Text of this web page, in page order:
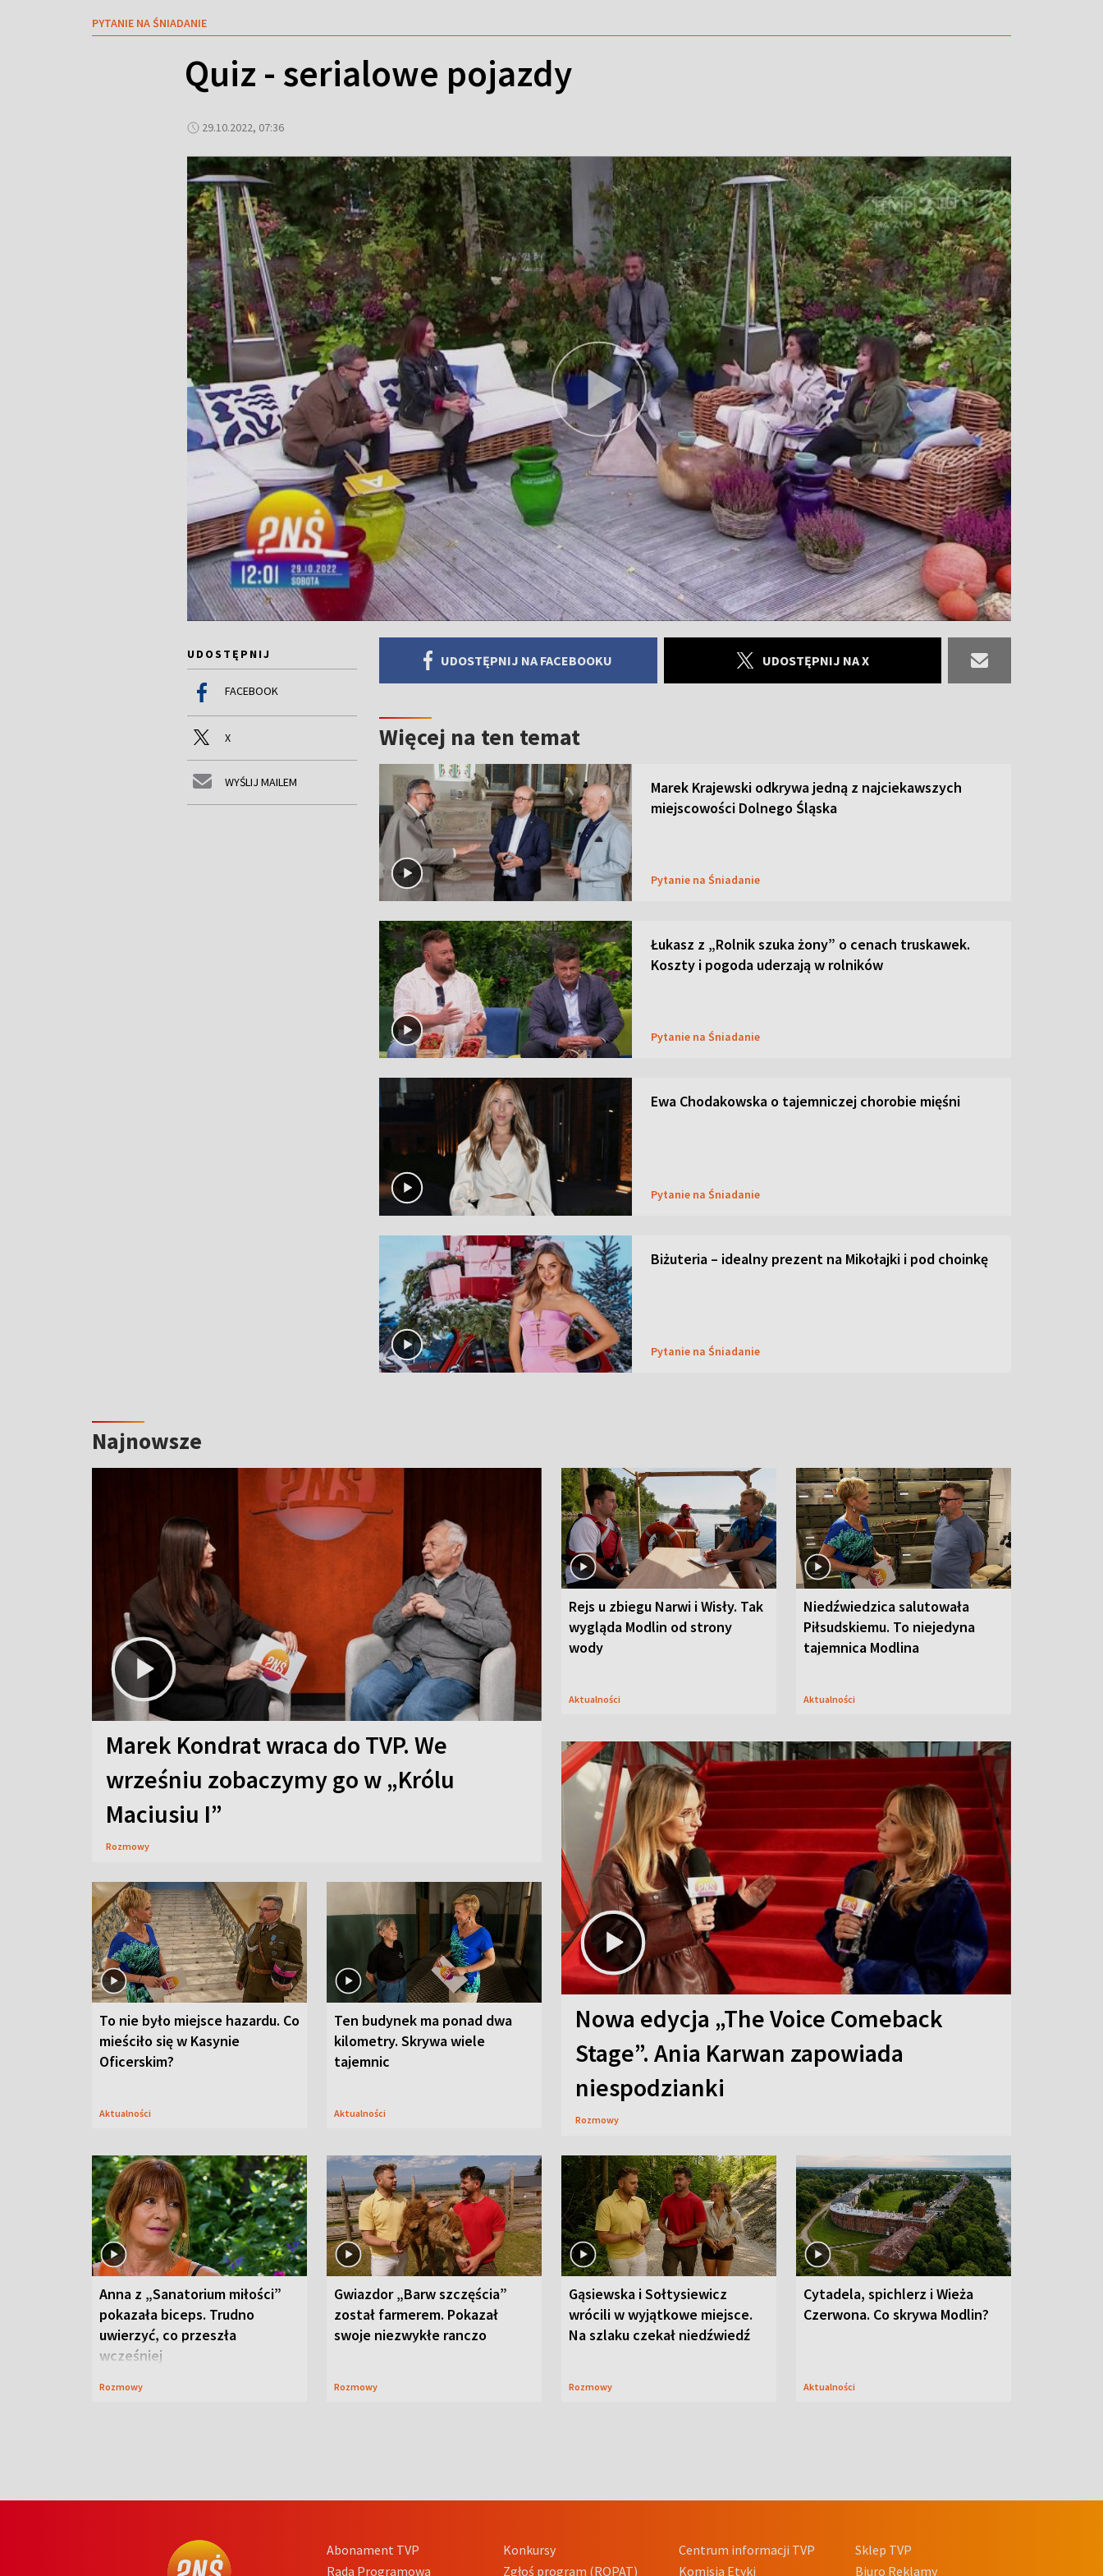
PYTANIE NA ŚNIADANIE
Quiz - serialowe pojazdy
29.10.2022, 07:36
UDOSTĘPNIJ
FACEBOOK
X
WYŚLIJ MAILEM
UDOSTĘPNIJ NA FACEBOOKU UDOSTĘPNIJ NA X
Więcej na ten temat
Marek Krajewski odkrywa jedną z najciekawszych
miejscowości Dolnego Śląska
Pytanie na Śniadanie
Łukasz z „Rolnik szuka żony” o cenach truskawek.
Koszty i pogoda uderzają w rolników
Pytanie na Śniadanie
Ewa Chodakowska o tajemniczej chorobie mięśni
Pytanie na Śniadanie
Biżuteria – idealny prezent na Mikołajki i pod choinkę
Pytanie na Śniadanie
Najnowsze
Marek Kondrat wraca do TVP. We
wrześniu zobaczymy go w „Królu
Maciusiu I”
Rozmowy
Rejs u zbiegu Narwi i Wisły. Tak
wygląda Modlin od strony
wody
Aktualności
Niedźwiedzica salutowała
Piłsudskiemu. To niejedyna
tajemnica Modlina
Aktualności
To nie było miejsce hazardu. Co
mieściło się w Kasynie
Oficerskim?
Aktualności
Ten budynek ma ponad dwa
kilometry. Skrywa wiele
tajemnic
Aktualności
Nowa edycja „The Voice Comeback
Stage”. Ania Karwan zapowiada
niespodzianki
Rozmowy
Anna z „Sanatorium miłości”
pokazała biceps. Trudno
uwierzyć, co przeszła
wcześniej
Rozmowy
Gwiazdor „Barw szczęścia”
został farmerem. Pokazał
swoje niezwykłe ranczo
Rozmowy
Gąsiewska i Sołtysiewicz
wrócili w wyjątkowe miejsce.
Na szlaku czekał niedźwiedź
Rozmowy
Cytadela, spichlerz i Wieża
Czerwona. Co skrywa Modlin?
Aktualności
Abonament TVP
Rada Programowa
Konkursy
Zgłoś program (ROPAT)
Centrum informacji TVP
Komisja Etyki
Sklep TVP
Biuro Reklamy